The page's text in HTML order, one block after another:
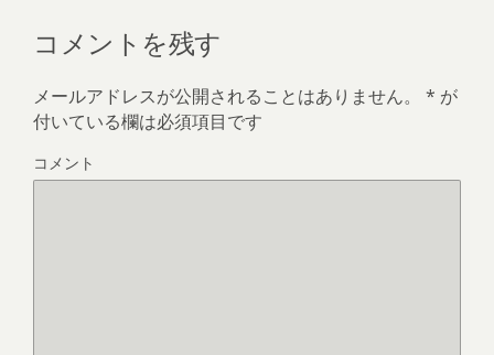
コメントを残す
メールアドレスが公開されることはありません。 * が
付いている欄は必須項目です
コメント